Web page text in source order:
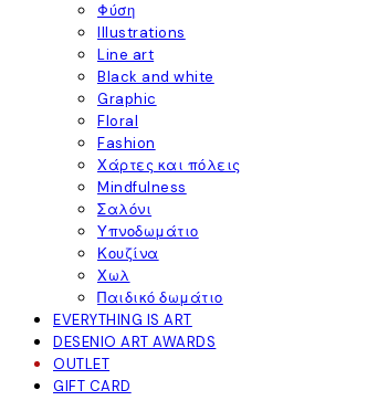
Φύση
Illustrations
Line art
Black and white
Graphic
Floral
Fashion
Χάρτες και πόλεις
Mindfulness
Σαλόνι
Υπνοδωμάτιο
Κουζίνα
Χωλ
Παιδικό δωμάτιο
EVERYTHING IS ART
DESENIO ART AWARDS
OUTLET
GIFT CARD